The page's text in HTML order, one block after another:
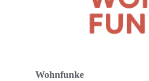
Wohnfunke